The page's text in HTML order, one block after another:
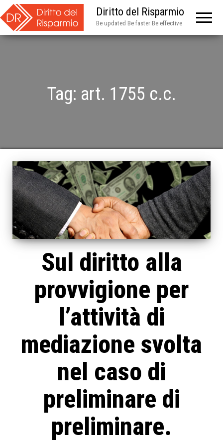
Diritto del Risparmio
Be updated Be faster Be effective
Tag: art. 1755 c.c.
Sul diritto alla
provvigione per
l’attività di
mediazione svolta
nel caso di
preliminare di
preliminare.